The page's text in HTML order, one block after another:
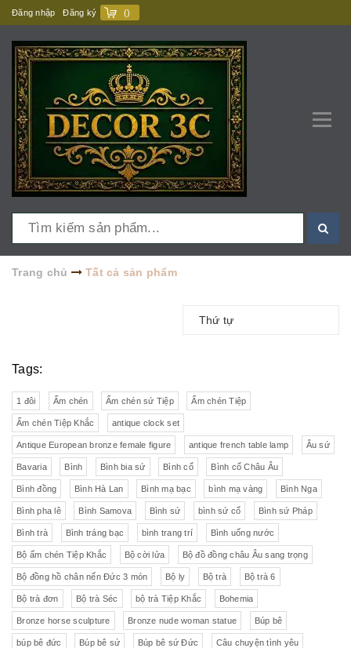
Đăng nhập Đăng ký ()
Trang chủ Tất cả sản phẩm
Thứ tự
Tags:
1 đôi Ấm chén Ấm chén sứ Tiệp Ấm chén Tiệp
Ấm chén Tiệp Khắc antique clock set
Antique European bronze female figure antique french table lamp Âu sứ
Bavaria Bình Bình bia sứ Bình cổ Bình cổ Châu Âu
Bình đồng Bình Hà Lan Bình mạ bạc bình mạ vàng Bình Nga
Bình pha lê Bình Samova Bình sứ bình sứ cổ Bình sứ Pháp
Bình trà Bình tráng bạc bình trang trí Bình uống nước
Bộ ấm chén Tiệp Khắc Bộ cời lửa Bộ đồ đồng châu Âu sang trọng
Bộ đồng hồ chân nến Đức 3 món Bộ ly Bộ trà Bộ trà 6
Bộ trà đơn Bộ trà Séc bộ trà Tiệp Khắc Bohemia
Bronze horse sculpture Bronze nude woman statue Búp bê
búp bê đức Búp bê sứ Búp bê sứ Đức Câu chuyện tình yêu